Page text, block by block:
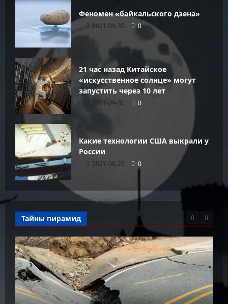
Феномен «байкальского дзена»
2021-09-30 0
21 час назад Китайское
«искусственное солнце» могут
запустить через 10 лет
2021-09-30 0
Какие технологии США выкрали у
России
2021-09-29 0
Тайны пирамид